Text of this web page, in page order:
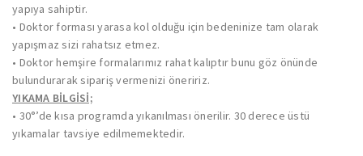
yapıya sahiptir.
• Doktor forması yarasa kol olduğu için bedeninize tam olarak
yapışmaz sizi rahatsız etmez.
• Doktor hemşire formalarımız rahat kalıptır bunu göz önünde
bulundurarak sipariş vermenizi öneririz.
YIKAMA BİLGİSİ;
• 30°’de kısa programda yıkanılması önerilir. 30 derece üstü
yıkamalar tavsiye edilmemektedir.